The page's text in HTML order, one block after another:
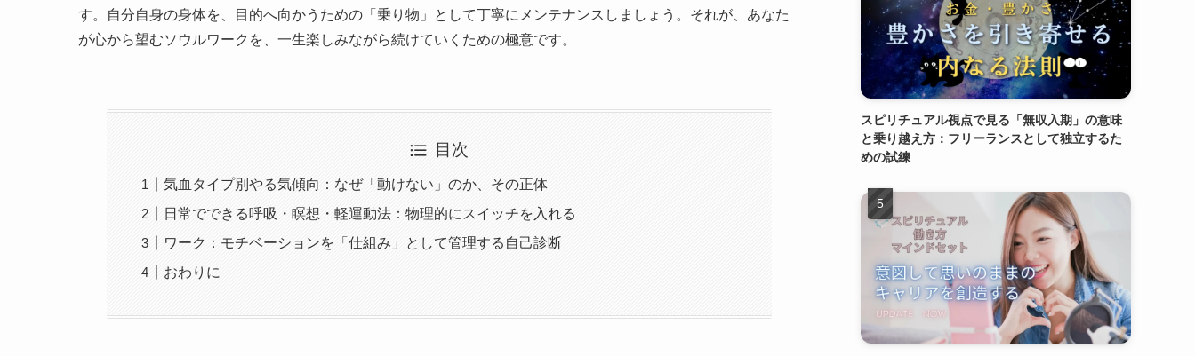
す。自分自身の身体を、目的へ向かうための「乗り物」として丁寧にメンテナンスしましょう。それが、あなた
が心から望むソウルワークを、一生楽しみながら続けていくための極意です。
目次
気血タイプ別やる気傾向：なぜ「動けない」のか、その正体
日常でできる呼吸・瞑想・軽運動法：物理的にスイッチを入れる
ワーク：モチベーションを「仕組み」として管理する自己診断
おわりに
スピリチュアル視点で見る「無収入期」の意味
と乗り越え方：フリーランスとして独立するた
めの試練